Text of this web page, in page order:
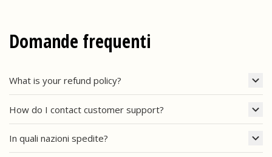
Domande frequenti
What is your refund policy?
How do I contact customer support?
In quali nazioni spedite?